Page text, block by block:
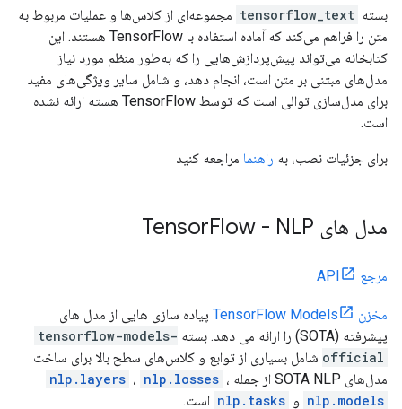
بسته tensorflow_text مجموعه‌ای از کلاس‌ها و عملیات مربوط به
متن را فراهم می‌کند که آماده استفاده با TensorFlow هستند. این
کتابخانه می‌تواند پیش‌پردازش‌هایی را که به‌طور منظم مورد نیاز
مدل‌های مبتنی بر متن است، انجام دهد، و شامل سایر ویژگی‌های مفید
برای مدل‌سازی توالی است که توسط TensorFlow هسته ارائه نشده
است.
برای جزئیات نصب، به راهنما مراجعه کنید
مدل های Tensor Flow - NLP
مرجع API
مخزن TensorFlow Models
پیاده سازی هایی از مدل های
پیشرفته (SOTA) را ارائه می دهد. بسته
tensorflow-models-
official شامل بسیاری از توابع و کلاس‌های سطح بالا برای ساخت
مدل‌های SOTA NLP از جمله
nlp.layers ، nlp.losses ،
nlp.models و nlp.tasks است.